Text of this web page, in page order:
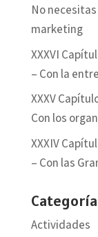
No
marketing
XXXVI
– Con la
XXXV
Con los
XXXIV
– Con las
Actividades